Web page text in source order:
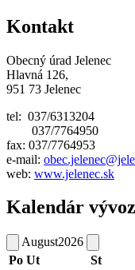
Kontakt
Obecný úrad Jelenec
Hlavná 126,
951 73 Jelenec
tel: 037/6313204
037/7764950
fax: 037/7764953
e-mail:
web: www.jelenec.sk
Kalendár
August2026
Po Ut St